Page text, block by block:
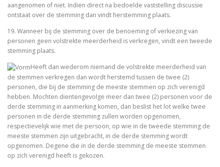
aangenomen of niet. Indien direct na bedoelde vaststelling discussie
ontstaat over de stemming dan vindt herstemming plaats.
19. Wanneer bij de stemming over de benoeming of verkiezing van
personen geen volstrekte meerderheid is verkregen, vindt een tweede
stemming plaats.
Heeft dan wederom niemand de volstrekte meerderheid van
de stemmen verkregen dan wordt herstemd tussen de twee (2)
personen, die bij de stemming de meeste stemmen op zich verenigd
hebben. Mochten dientengevolge meer dan twee (2) personen voor de
derde stemming in aanmerking komen, dan beslist het lot welke twee
personen in de derde stemming zullen worden opgenomen,
respectievelijk wie met de persoon, op wie in de tweede stemming de
meeste stemmen zijn uitgebracht, in de derde stemming wordt
opgenomen. Degene die in de derde stemming de meeste stemmen
op zich verenigd heeft is gekozen.